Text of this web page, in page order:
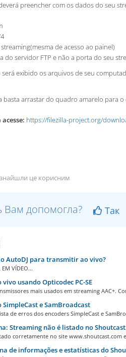
preencher com os dados do seu
de acesso ao painel)
do servidor FTP e não a porta do seu
exibido os arquivos de seu
basta arrastar do quadro amarelo para
https://filezilla-project.org/
знайшли це корисним
Вам допомогла? Так
AutoDJ para transmitir ao vivo?
usando Opticodec PC-SE
mais usados em streaming AAC+.
SimpleCast e SamBroadcast
de erros dos encoders SimpleCast e
Streaming não é listado no
corretamente no site www.shoutcast.com
de informações e estatísticas do